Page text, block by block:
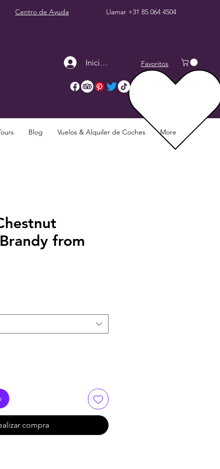
Centro de Ayuda Llamar +31 85 064 4504
Iniciar sesión Favoritos
Blog Vuelos & Alquiler de Coches More
from
compra